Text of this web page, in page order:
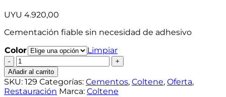
UYU 4.920,00
Cementación fiable sin necesidad de adhesivo
Color
Limpiar
SoloCem
-
Cemento
Resinoso
Añadir al carrito
SKU: 129 Categorías: Cementos, Coltene, Oferta,
Restauración Marca: Coltene